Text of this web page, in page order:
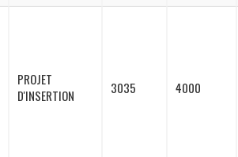
PROJET
D'INSERTION
3035 4000